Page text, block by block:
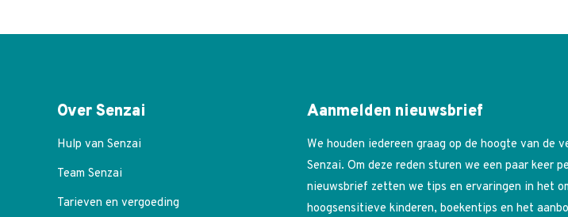
Over Senzai
Hulp van Senzai
Team Senzai
Tarieven en vergoeding
Aanmelden nieuwsbrief
We houden iedereen graag op de hoogte van de
Senzai. Om deze reden sturen we een paar keer
nieuwsbrief zetten we tips en ervaringen in het
hoogsensitieve kinderen, boekentips en het